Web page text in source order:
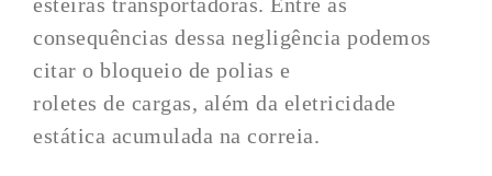
consequências dessa negligência podemos
citar o bloqueio de polias e
roletes de cargas, além da eletricidade
estática acumulada na correia.